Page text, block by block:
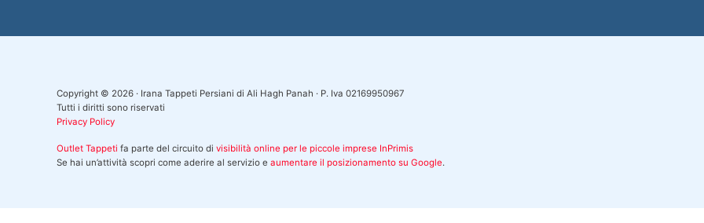
Copyright © 2026 · Irana Tappeti Persiani di Ali Hagh Panah · P. Iva 02169950967
Tutti i diritti sono riservati
Privacy Policy
Outlet Tappeti fa parte del circuito di visibilità online per le piccole imprese InPrimis
Se hai un’attività scopri come aderire al servizio e aumentare il posizionamento su Google.